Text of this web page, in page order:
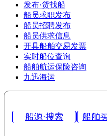
发布·货找船
船员求职发布
船员招聘发布
船员供求信息
开具船舶交易发票
实时船位查询
船舶航运保险咨询
九迅海运
船源·搜索 船舶